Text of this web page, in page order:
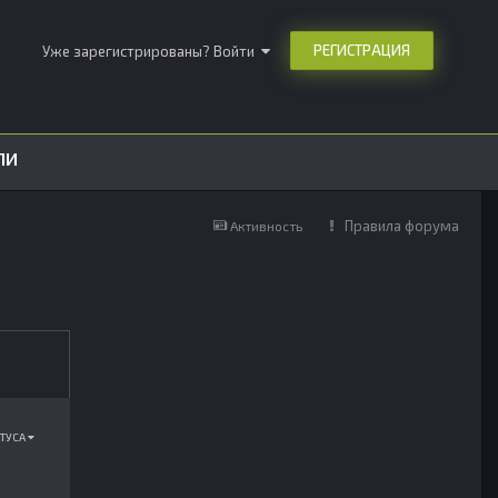
Уже зарегистрированы? Войти РЕГИСТРАЦИЯ
Активность Правила форума